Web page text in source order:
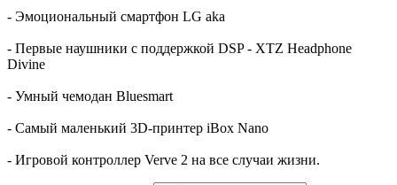
- Эмоциональный смартфон LG aka
- Первые наушники с поддержкой DSP - XTZ Headphone
Divine
- Умный чемодан Bluesmart
- Самый маленький 3D-принтер iBox Nano
- Игровой контроллер Verve 2 на все случаи жизни.